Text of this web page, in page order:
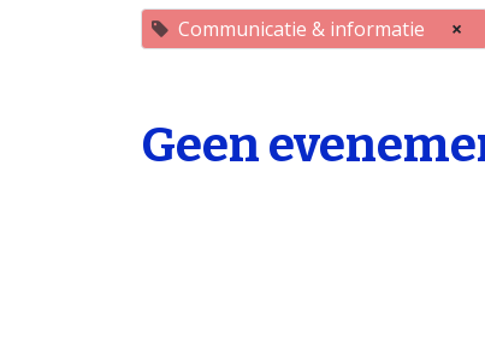
Communicatie & informatie ×
Geen